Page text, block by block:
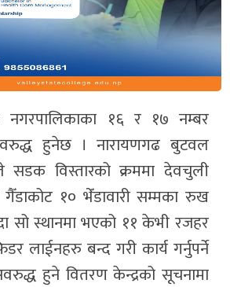
नगरपालिकाका १६ र १७ नम्बर
हुनेछ । नारायणगढ बुटवल
विस्तारको क्रममा देवचुली
१० भेँडावारी सम्मका रुख
सो स्थानमा भएको ११ केभी रजहर
लाईनहरु बन्द गरी कार्य गर्नुपर्ने
हुने वितरण केन्द्रको सूचनामा